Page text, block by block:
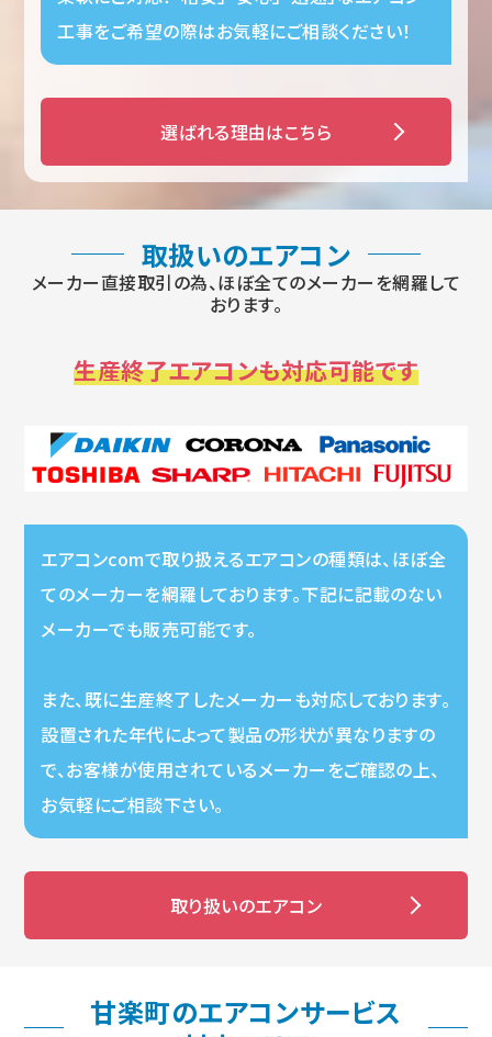
工事をご希望の際はお気軽にご相談ください！
選ばれる理由はこちら
取扱いのエアコン
メーカー直接取引の為、ほぼ全てのメーカーを網羅して
おります。
生産終了エアコンも対応可能です
エアコンcomで取り扱えるエアコンの種類は、ほぼ全
てのメーカーを網羅しております。下記に記載のない
メーカーでも販売可能です。
また、既に生産終了したメーカーも対応しております。
設置された年代によって製品の形状が異なりますの
で、お客様が使用されているメーカーをご確認の上、
お気軽にご相談下さい。
取り扱いのエアコン
甘楽町のエアコンサービス